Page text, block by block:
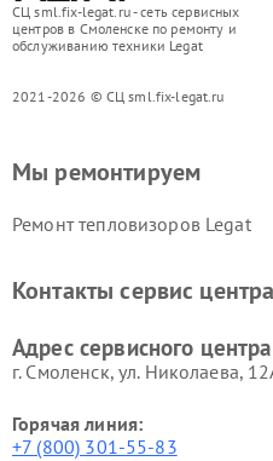
СЦ sml.fix-legat.ru - сеть сервисных
центров в Смоленске по ремонту и
обслуживанию техники Legat
2021-2026 © СЦ sml.fix-legat.ru
Мы ремонтируем
Ремонт тепловизоров Legat
Контакты сервис центра
Адрес сервисного
г. Смоленск, ул. Николаева,
Горячая линия:
+7 (800) 301-55-83